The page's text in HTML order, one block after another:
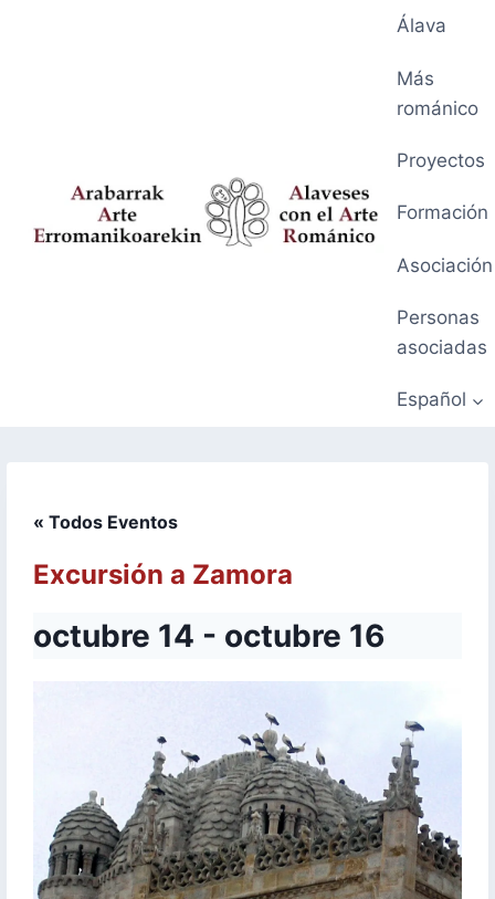
Álava
Más
románico
Proyectos
Formación
Asociación
Personas
asociadas
Español
« Todos Eventos
Excursión a Zamora
octubre 14 - octubre 16